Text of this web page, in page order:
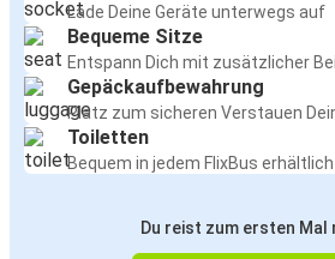
Lade Deine Geräte unterwegs auf
Bequeme Sitze
Entspann Dich mit zusätzlicher
Gepäckaufbewahrung
Platz zum sicheren Verstauen
Toiletten
Bequem in jedem FlixBus erhältlich
Du reist zum ersten Mal